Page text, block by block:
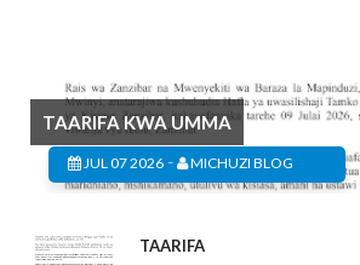
TAARIFA KWA UMMA
JUL 07 2026 - MICHUZI BLOG
TAARIFA